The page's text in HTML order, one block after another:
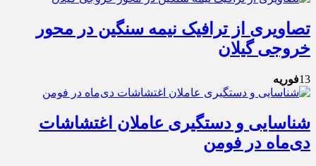
تصاویری از ترافیک نیمه سنگین در محور
خروجی گیلان
13فوریه
شناسایی و دستگیری عاملان اغتشاشات
دی‌ماه در فومن